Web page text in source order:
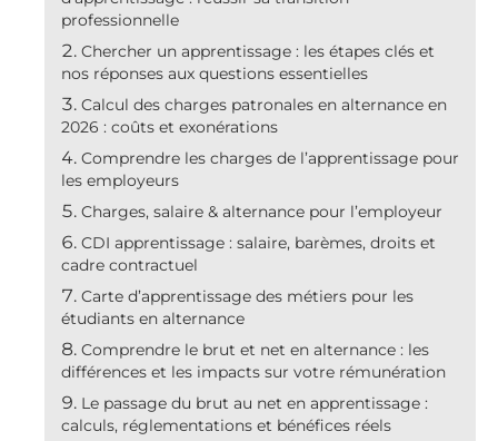
professionnelle
Chercher un apprentissage : les étapes clés et
nos réponses aux questions essentielles
Calcul des charges patronales en alternance en
2026 : coûts et exonérations
Comprendre les charges de l’apprentissage pour
les employeurs
Charges, salaire & alternance pour l’employeur
CDI apprentissage : salaire, barèmes, droits et
cadre contractuel
Carte d’apprentissage des métiers pour les
étudiants en alternance
Comprendre le brut et net en alternance : les
différences et les impacts sur votre rémunération
Le passage du brut au net en apprentissage :
calculs, réglementations et bénéfices réels